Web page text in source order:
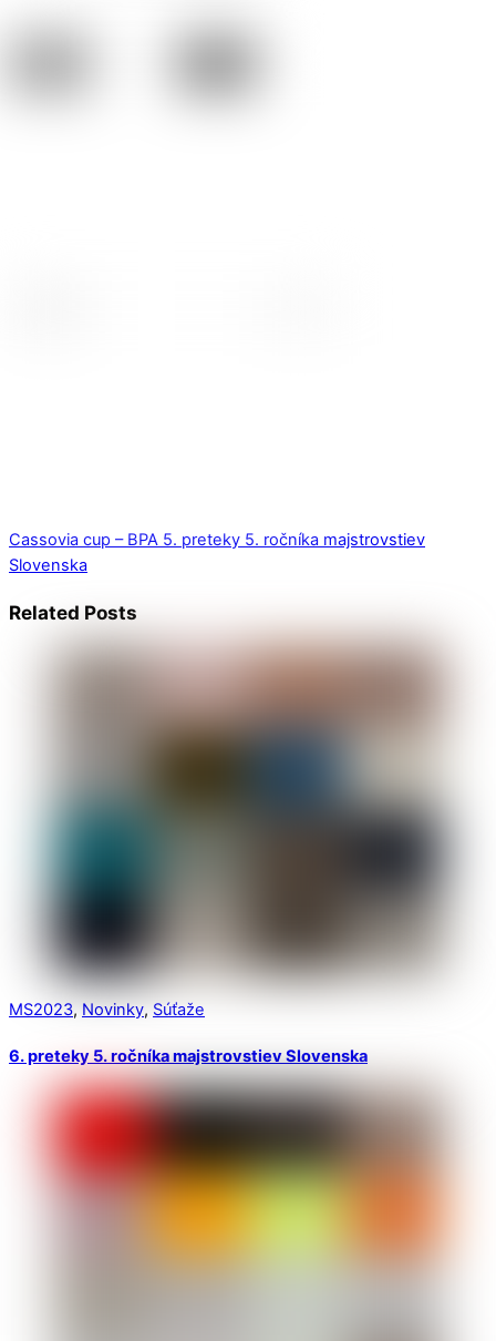
Cassovia cup – BPA 5. preteky 5. ročníka majstrovstiev
Slovenska
Related Posts
MS2023, Novinky, Súťaže
6. preteky 5. ročníka majstrovstiev Slovenska